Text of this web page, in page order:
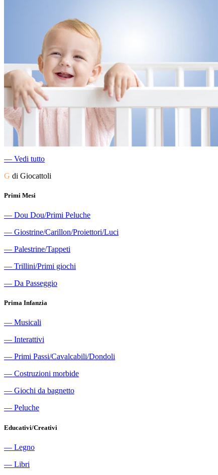
― Vedi tutto
G di Giocattoli
Primi Mesi
― Dou Dou/Primi Peluche
― Giostrine/Carillon/Proiettori/Luci
― Palestrine/Tappeti
― Trillini/Primi giochi
― Da Passeggio
Prima Infanzia
― Musicali
― Interattivi
― Primi Passi/Cavalcabili/Dondoli
― Costruzioni morbide
― Giochi da bagnetto
― Peluche
Educativi/Creativi
― Legno
― Libri